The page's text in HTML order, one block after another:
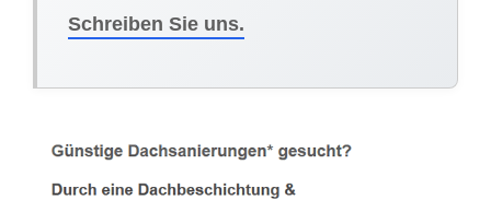
Schreiben Sie uns.